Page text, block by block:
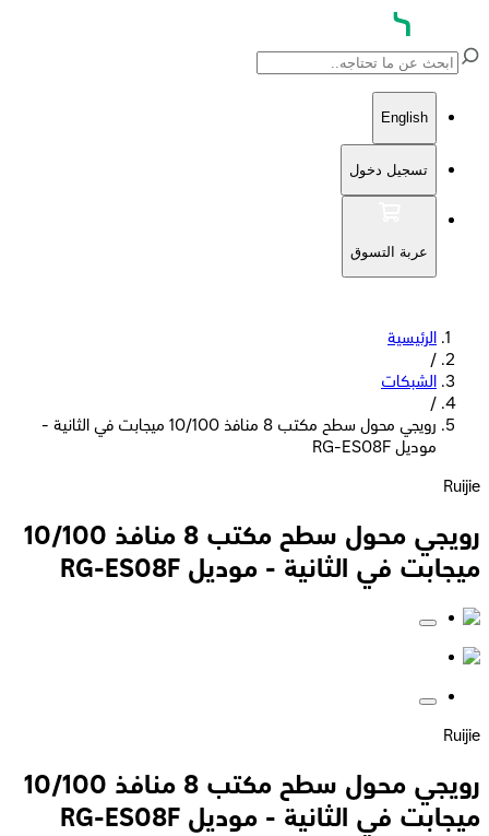
English
تسجيل دخول
عربة التسوق
الرئيسية
/
الشبكات
/
رويجي محول سطح مكتب 8 منافذ 10/100 ميجابت في الثانية -
موديل RG-ES08F
Ruijie
رويجي محول سطح مكتب 8 منافذ 10/100
ميجابت في الثانية - موديل RG-ES08F
Ruijie
رويجي محول سطح مكتب 8 منافذ 10/100
ميجابت في الثانية - موديل RG-ES08F